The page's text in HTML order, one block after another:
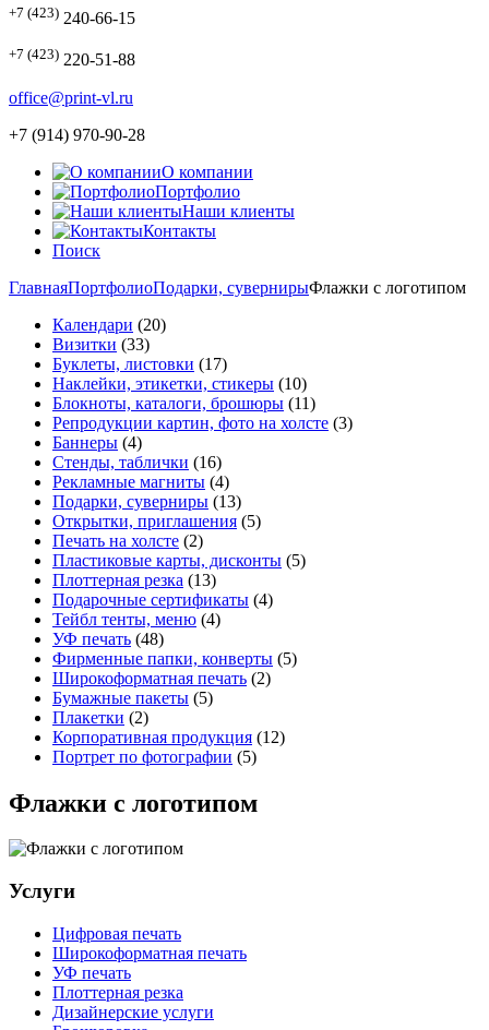
+7 (423) 240-66-15
+7 (423) 220-51-88
office@print-vl.ru
+7 (914) 970-90-28
О компании
Портфолио
Наши клиенты
Контакты
Поиск
ГлавнаяПортфолиоПодарки, сувернирыФлажки с логотипом
Календари (20)
Визитки (33)
Буклеты, листовки (17)
Наклейки, этикетки, стикеры (10)
Блокноты, каталоги, брошюры (11)
Репродукции картин, фото на холсте (3)
Баннеры (4)
Стенды, таблички (16)
Рекламные магниты (4)
Подарки, суверниры (13)
Открытки, приглашения (5)
Печать на холсте (2)
Пластиковые карты, дисконты (5)
Плоттерная резка (13)
Подарочные сертификаты (4)
Тейбл тенты, меню (4)
УФ печать (48)
Фирменные папки, конверты (5)
Широкоформатная печать (2)
Бумажные пакеты (5)
Плакетки (2)
Корпоративная продукция (12)
Портрет по фотографии (5)
Флажки с логотипом
Услуги
Цифровая печать
Широкоформатная печать
УФ печать
Плоттерная резка
Дизайнерские услуги